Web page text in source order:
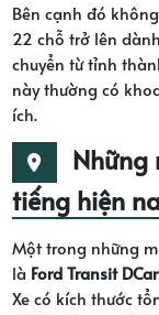
Bên cạnh đó
22 chỗ trở lên
chuyển từ tỉnh
này thường có
ích.
Những
tiếng hiện
Một trong những
là Ford Transit
Xe có kích thước